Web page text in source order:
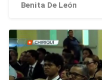
Benita De León